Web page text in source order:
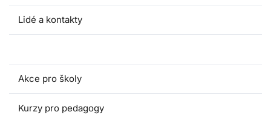
Lidé a kontakty
Akce pro školy
Kurzy pro pedagogy